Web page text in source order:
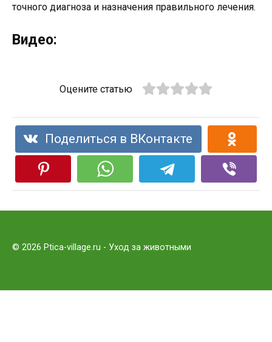
точного диагноза и назначения правильного лечения.
Видео:
Оцените статью
Поделиться в ВКонтакте
© 2026 Ptica-village.ru - Уход за животными